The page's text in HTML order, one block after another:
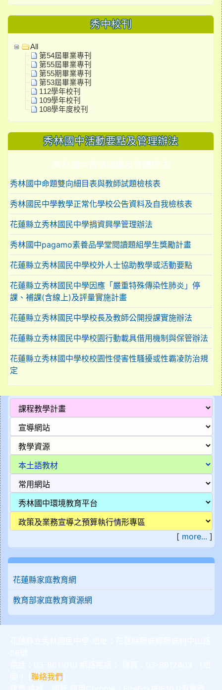
秀中校刊
All
第54屆畢業專刊
第55屆畢業專刊
第55期畢業專刊
第53屆畢業專刊
112學年校刊
109學年校刊
108學年度校刊
秀林國中活動要點及管理辦法
秀林國中各項組織及管理辦法
秀林國中命題雙向細目表與教師試題檢核表
秀林國民中學教學正常化學校公告資料及自我檢核表
花蓮縣立秀林國民中學捐資興學管理辦法
秀林國中pagamo素養品學堂閱讀題組學生獎勵計畫
花蓮縣立秀林國民中學校外人士協助教學或活動要點
花蓮縣立秀林國民中學因應「嚴重特殊傳染性肺炎」停
課、補課(含線上)及評量實施計畫
花蓮縣立秀林國民中學校長及教師公開授課實施辦法
花蓮縣立秀林國民中學校園行動載具借用機制與保管辦法
花蓮縣立秀林國中學校校園性侵害性騷擾或性霸凌防治規
定
[ more... ]
花蓮縣家庭教育網
教育部家庭教育資源網
聯絡我們